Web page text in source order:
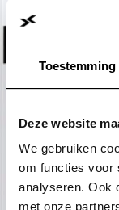
Toestemming
Deze website
We gebruiken
om functies voor
analyseren. Ook
met onze